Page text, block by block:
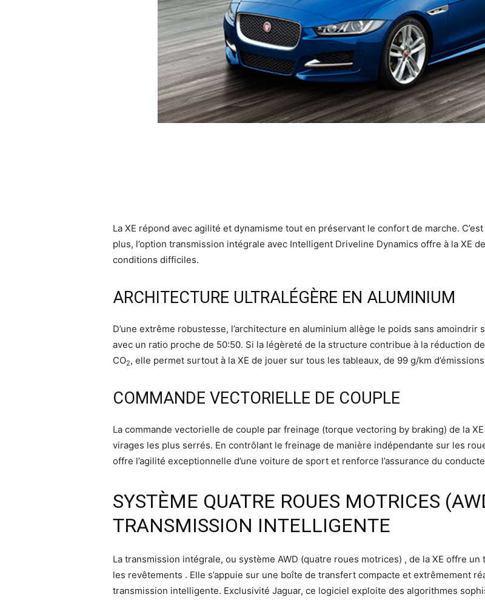
La XE répond avec agilité et dynamisme tout en préservant le confort de marche.
plus, l’option transmission intégrale avec Intelligent Driveline Dynamics offre à la XE
conditions difficiles.
ARCHITECTURE ULTRALÉGÈRE EN ALUMINIUM
D’une extrême robustesse, l’architecture en aluminium allège le poids sans
avec un ratio proche de 50:50. Si la légèreté de la structure contribue à la réduction
CO2, elle permet surtout à la XE de jouer sur tous les tableaux, de 99 g/km
COMMANDE VECTORIELLE DE COUPLE
La commande vectorielle de couple par freinage (torque vectoring by braking) de la
virages les plus serrés. En contrôlant le freinage de manière indépendante sur les
offre l’agilité exceptionnelle d’une voiture de sport et renforce l’assurance du
SYSTÈME QUATRE ROUES MOTRICES
TRANSMISSION INTELLIGENTE
La transmission intégrale, ou système AWD (quatre roues motrices) , de la XE offre
les revêtements . Elle s’appuie sur une boîte de transfert compacte et extrêmement
transmission intelligente. Exclusivité Jaguar, ce logiciel exploite des algorithmes